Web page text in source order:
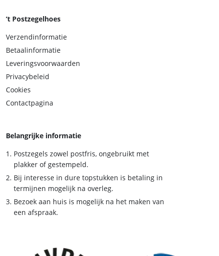
‘t Postzegelhoes
Verzendinformatie
Betaalinformatie
Leveringsvoorwaarden
Privacybeleid
Cookies
Contactpagina
Belangrijke informatie
Postzegels zowel postfris, ongebruikt met
plakker of gestempeld.
Bij interesse in dure topstukken is betaling in
termijnen mogelijk na overleg.
Bezoek aan huis is mogelijk na het maken van
een afspraak.